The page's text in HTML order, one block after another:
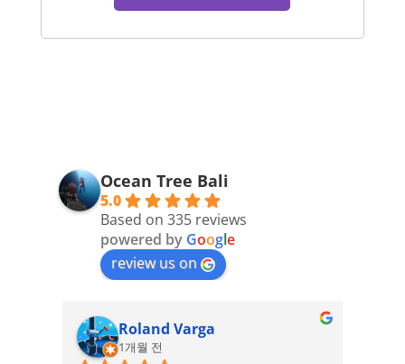
Ocean Tree Bali
5.0
Based on 335 reviews
powered by Google
review us on
Roland Varga
1개월 전